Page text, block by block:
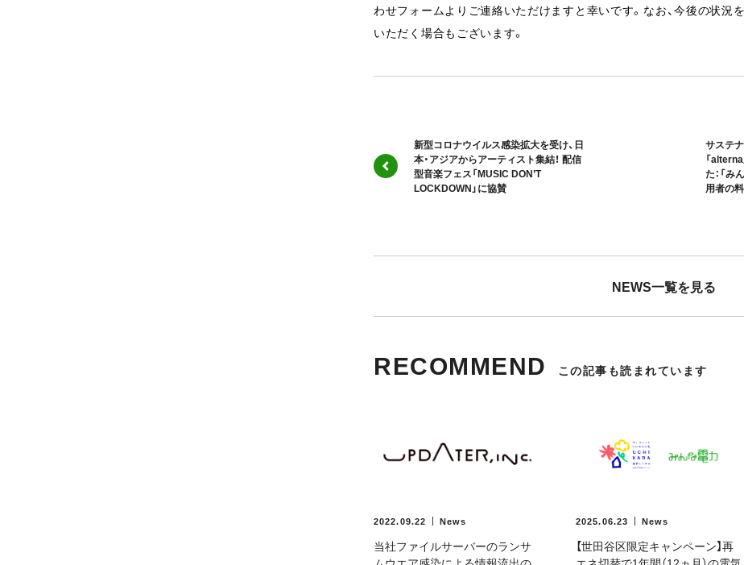
わせフォームよりご連絡いただけますと幸いです。なお、今後の状況
いただく場合もございます。
新型コロナウイルス感染拡大を受け、日
本・アジアからアーティスト集結！ 配信
型音楽フェス「MUSIC DON’T
LOCKDOWN」に協賛
サステ
「
た：「
用者の
NEWS一覧を見る
RECOMMEND この記事も読まれています
2022.09.22 News
当社ファイルサーバーのランサ
2025.06.23 News
【世田谷区限定キャンペーン】再